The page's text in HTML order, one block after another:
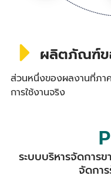
ผลิตภัณฑ์ข
ส่วนหนึ่งของผลงานที่ภา
การใช้งานจริง
ระบบบริหารจัดการ
จัดการ